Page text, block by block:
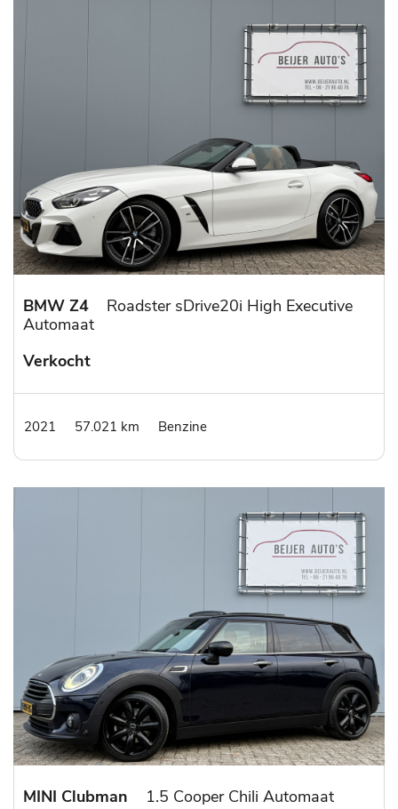
BMW Z4
Roadster sDrive20i High Executive
Automaat
Verkocht
2021 57.021 km Benzine
MINI Clubman
1.5 Cooper Chili Automaat